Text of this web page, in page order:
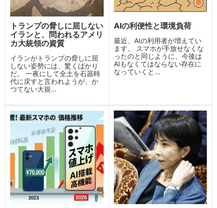
トランプの脅しに屈しない
イランと、問われるアメリ
カ大統領の資質
イランがトランプの脅しに屈
しない姿勢には、驚くばかり
だ。 一夜にして全土を石器時
代に戻すと言われようが、か
つてない大規...
AIの利便性と環境負荷
最近、AIの利用者が増えてい
ます。 スマホが手放せなくな
ったのと同じように、今後は
AIもなくてはならない存在に
なっていくと...